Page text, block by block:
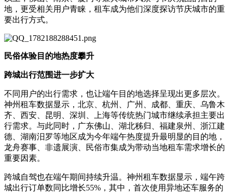
地，更受相关用户青睐，租车成为他们深度探访节庆城市的重
要出行方式。
民俗体验目的地热度攀升
跨城出行范围进一步扩大
不同用户的出行需求，也让端午目的地选择呈现出更多层次。
神州租车数据显示，北京、杭州、广州、成都、重庆、乌鲁木
齐、西安、昆明、深圳、上海等传统热门城市继续承担主要出
行需求。与此同时，广东佛山、湖北秭归、福建泉州、浙江建
德、湖南汨罗等地区成为今年端午热度提升最明显的目的地，
龙舟赛事、非遗展演、民俗市集成为带动当地租车需求增长的
重要因素。
跨城自驾也在端午期间持续升温。神州租车数据显示，端午跨
城出行订单数同比增长55%，其中，首次使用异地还车服务的